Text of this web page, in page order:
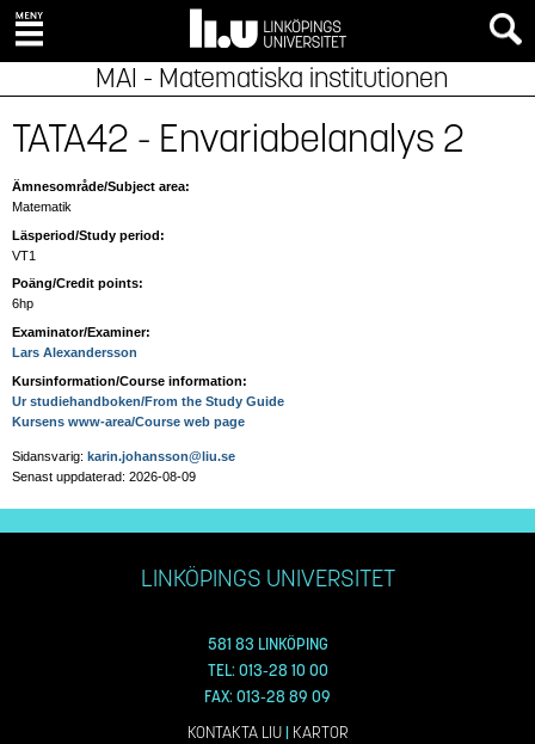
MAI - Matematiska institutionen
TATA42 - Envariabelanalys 2
Ämnesområde/Subject area:
Matematik
Läsperiod/Study period:
VT1
Poäng/Credit points:
6hp
Examinator/Examiner:
Lars Alexandersson
Kursinformation/Course information:
Ur studiehandboken/From the Study Guide
Kursens www-area/Course web page
Sidansvarig: karin.johansson@liu.se
Senast uppdaterad: 2026-08-09
LINKÖPINGS UNIVERSITET
581 83 LINKÖPING
TEL: 013-28 10 00
FAX: 013-28 89 09
KONTAKTA LIU| KARTOR